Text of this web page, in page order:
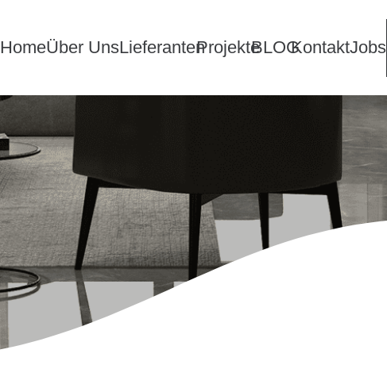
HomeÜber UnsLieferantenProjekteBLOGKontaktJobs